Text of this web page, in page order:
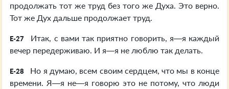
продолжать тот же труд без того же Духа. Это верно.
Тот же Дух дальше продолжает труд.
E-27
Итак, с вами так приятно говорить, я—я каждый
вечер передерживаю. И я—я не люблю так делать.
E-28
Но я думаю, всем своим сердцем, что мы в конце
времени. Я—я не—я говорю это не потому, что люди